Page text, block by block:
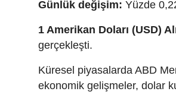
Günlük değişim: Yüzde
1 Amerikan Doları (USD)
gerçekleşti.
Küresel piyasalarda ABD
ekonomik gelişmeler, dolar